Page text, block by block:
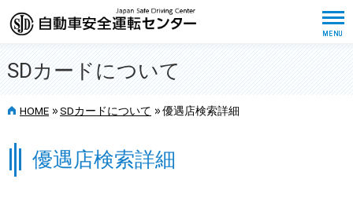
SDカードについて
HOME >> SDカードについて >> 優遇店検索詳細
優遇店検索詳細